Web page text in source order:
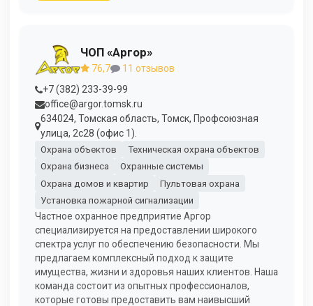
ЧОП «Аргор»
76,7
11 отзывов
+7 (382) 233-39-99
office@argor.tomsk.ru
634024, Томская область, Томск, Профсоюзная
улица, 2с28 (офис 1).
Охрана объектов
Техническая охрана объектов
Охрана бизнеса
Охранные системы
Охрана домов и квартир
Пультовая охрана
Установка пожарной сигнализации
Частное охранное предприятие Аргор
специализируется на предоставлении широкого
спектра услуг по обеспечению безопасности. Мы
предлагаем комплексный подход к защите
имущества, жизни и здоровья наших клиентов. Наша
команда состоит из опытных профессионалов,
которые готовы предоставить вам наивысший